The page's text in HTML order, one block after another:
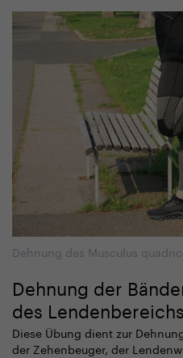
Dehnung des Musculus
Dehnung der
des Lendenbereichs
Diese Übung dient zur
der Zehenbeuger, der